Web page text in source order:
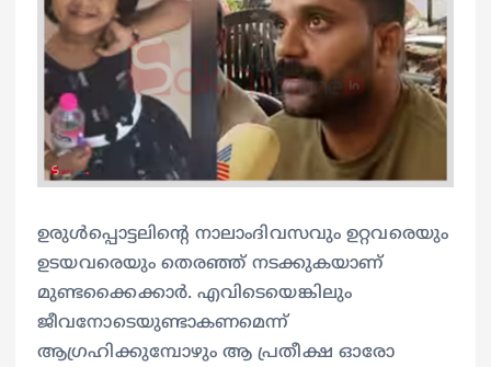
ഉരുൾപ്പൊട്ടലിന്റെ നാലാംദിവസവും ഉറ്റവരെയും
ഉടയവരെയും തെരഞ്ഞ് നടക്കുകയാണ്
മുണ്ടക്കൈക്കാർ. എവിടെയെങ്കിലും
ജീവനോടെയുണ്ടാകണമെന്ന്
ആഗ്രഹിക്കുമ്പോഴും ആ പ്രതീക്ഷ ഓരോ